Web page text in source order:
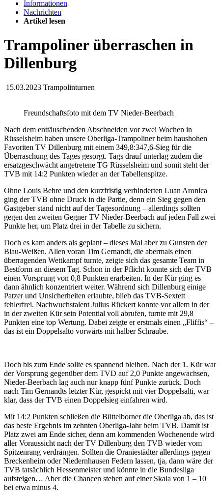
Informationen
Nachrichten
Artikel lesen
Trampoliner überraschen in
Dillenburg
15.03.2023 Trampolinturnen
Freundschaftsfoto mit dem TV Nieder-Beerbach
Nach dem enttäuschenden Abschneiden vor zwei Wochen in
Rüsselsheim haben unsere Oberliga-Trampoliner beim haushohen
Favoriten TV Dillenburg mit einem 349,8:347,6-Sieg für die
Überraschung des Tages gesorgt. Tags drauf unterlag zudem die
ersatzgeschwächt angetretene TG Rüsselsheim und somit steht der
TVB mit 14:2 Punkten wieder an der Tabellenspitze.
Ohne Louis Behre und den kurzfristig verhinderten Luan Aronica
ging der TVB ohne Druck in die Partie, denn ein Sieg gegen den
Gastgeber stand nicht auf der Tagesordnung – allerdings sollten
gegen den zweiten Gegner TV Nieder-Beerbach auf jeden Fall zwei
Punkte her, um Platz drei in der Tabelle zu sichern.
Doch es kam anders als geplant – dieses Mal aber zu Gunsten der
Blau-Weißen. Allen voran Tim Gernandt, die abermals einen
überragenden Wettkampf turnte, zeigte sich das gesamte Team in
Bestform an diesem Tag. Schon in der Pflicht konnte sich der TVB
einen Vorsprung von 0,8 Punkten erarbeiten. In der Kür ging es
dann ähnlich konzentriert weiter. Während sich Dillenburg einige
Patzer und Unsicherheiten erlaubte, blieb das TVB-Sextett
fehlerfrei. Nachwuchstalent Julius Rückert konnte vor allem in der
in der zweiten Kür sein Potential voll abrufen, turnte mit 29,8
Punkten eine top Wertung. Dabei zeigte er erstmals einen „Fliffis“ –
das ist ein Doppelsalto vorwärts mit halber Schraube.
Doch bis zum Ende sollte es spannend bleiben. Nach der 1. Kür war
der Vorsprung gegenüber dem TVD auf 2,0 Punkte angewachsen,
Nieder-Beerbach lag auch nur knapp fünf Punkte zurück. Doch
nach Tim Gernandts letzter Kür, gespickt mit vier Doppelsalti, war
klar, dass der TVB einen Doppelsieg einfahren wird.
Mit 14:2 Punkten schließen die Büttelborner die Oberliga ab, das ist
das beste Ergebnis im zehnten Oberliga-Jahr beim TVB. Damit ist
Platz zwei am Ende sicher, denn am kommenden Wochenende wird
aller Voraussicht nach der TV Dillenburg den TVB wieder vom
Spitzenrang verdrängen. Sollten die Oraniestädter allerdings gegen
Breckenheim oder Niedernhausen Federn lassen, tja, dann wäre der
TVB tatsächlich Hessenmeister und könnte in die Bundesliga
aufsteigen… Aber die Chancen stehen auf einer Skala von 1 – 10
bei etwa minus 4.